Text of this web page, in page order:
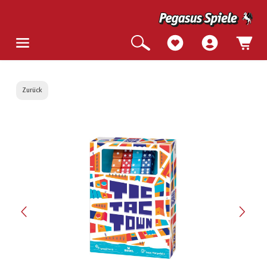
Zurück
Bildergalerie überspringen